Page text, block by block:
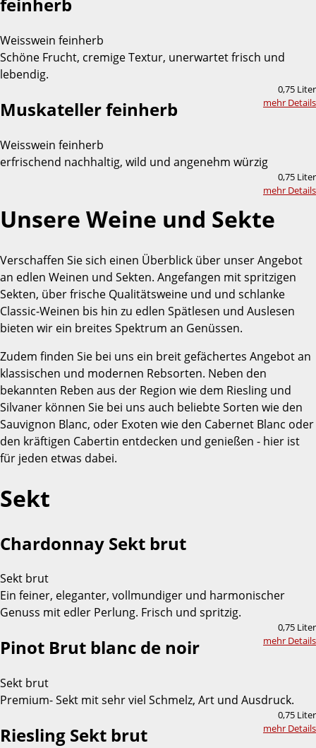
Weisswein feinherb
Schöne Frucht, cremige Textur, unerwartet frisch und
lebendig.
0,75 Liter
mehr Details
Muskateller feinherb
Weisswein feinherb
erfrischend nachhaltig, wild und angenehm würzig
0,75 Liter
mehr Details
Unsere Weine und Sekte
Verschaffen Sie sich einen Überblick über unser Angebot
an edlen Weinen und Sekten. Angefangen mit spritzigen
Sekten, über frische Qualitätsweine und und schlanke
Classic-Weinen bis hin zu edlen Spätlesen und Auslesen
bieten wir ein breites Spektrum an Genüssen.
Zudem finden Sie bei uns ein breit gefächertes Angebot an
klassischen und modernen Rebsorten. Neben den
bekannten Reben aus der Region wie dem Riesling und
Silvaner können Sie bei uns auch beliebte Sorten wie den
Sauvignon Blanc, oder Exoten wie den Cabernet Blanc oder
den kräftigen Cabertin entdecken und genießen - hier ist
für jeden etwas dabei.
Sekt
Chardonnay Sekt brut
Sekt brut
Ein feiner, eleganter, vollmundiger und harmonischer
Genuss mit edler Perlung. Frisch und spritzig.
0,75 Liter
mehr Details
Pinot Brut blanc de noir
Sekt brut
Premium- Sekt mit sehr viel Schmelz, Art und Ausdruck.
0,75 Liter
mehr Details
Riesling Sekt brut